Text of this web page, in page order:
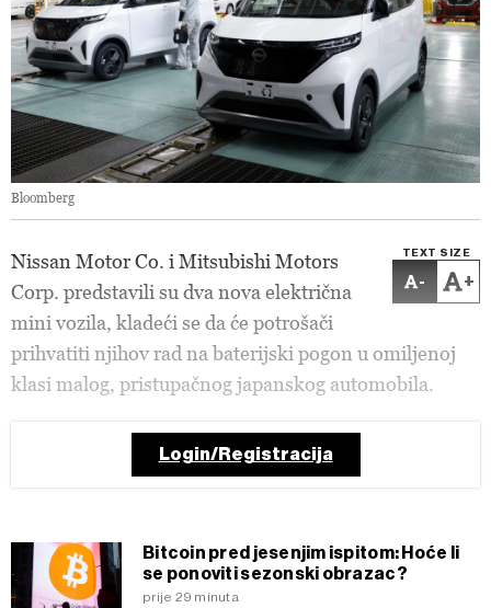
Bloomberg
TEXT SIZE
- +
Nissan Motor Co. i Mitsubishi Motors
Corp. predstavili su dva nova električna
mini vozila, kladeći se da će potrošači
prihvatiti njihov rad na baterijski pogon u omiljenoj
klasi malog, pristupačnog japanskog automobila.
Login/Registracija
Bitcoin pred jesenjim ispitom: Hoće li
se ponoviti sezonski obrazac?
prije 29 minuta